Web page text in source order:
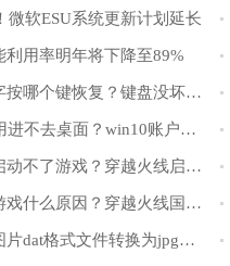
微软ESU系统更新计划延长
用率明年将下降至89%
电脑键盘打不了字按哪个键恢复？键盘没坏又不能输入怎么回事？
win7账户已被停用进不去桌面？win10账户被停用进不了系统咋办？
穿越火线为什么启动不了游戏？穿越火线启动失败怎么回事？
穿越火线进不去游戏什么原因？穿越火线国际服为什么进不去？
如何将微信电脑图片dat格式文件转换为jpg格式？微信dat文件用什么软件打开？